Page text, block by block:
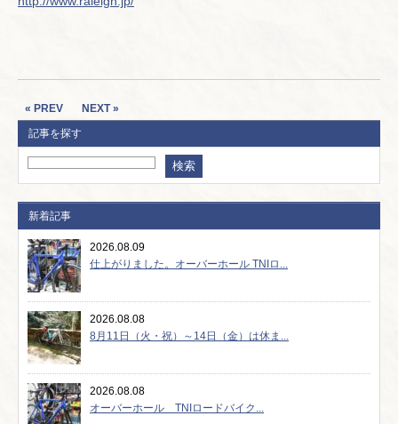
« PREV
NEXT »
記事を探す
新着記事
2026.08.09
仕上がりました。オーバーホール TNIロ...
2026.08.08
8月11日（火・祝）～14日（金）は休ま...
2026.08.08
オーバーホール TNIロードバイク...